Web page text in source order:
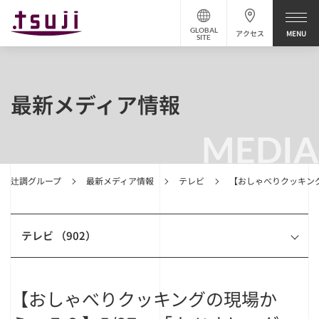
アクセス
GLOBAL
SITE
MEDIA
辻調グループ 最新メディア情報 テレビ 【おしゃべりクッキ
最新メディア情報
テレビ （902）
【おしゃべりクッキングの現場か